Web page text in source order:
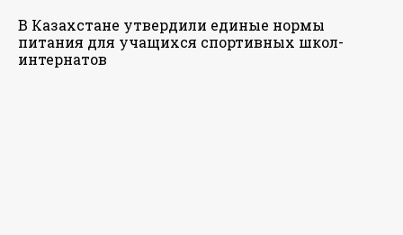
В Казахстане утвердили единые нормы
питания для учащихся спортивных школ-
интернатов